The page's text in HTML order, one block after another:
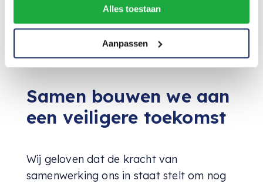
Alles toestaan
Aanpassen
kijken uit naar de kansen en voordelen
die deze samenwerking zal bieden aan
alle betrokken partijen.
Samen bouwen we aan
een veiligere toekomst
Wij geloven dat de kracht van
samenwerking ons in staat stelt om nog